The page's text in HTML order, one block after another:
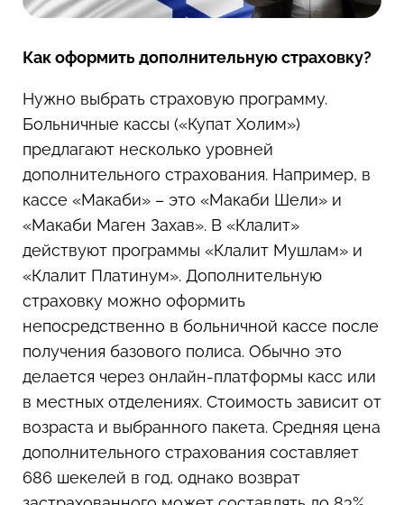
Как оформить дополнительную страховку?
Нужно выбрать страховую программу.
Больничные кассы («Купат Холим»)
предлагают несколько уровней
дополнительного страхования. Например, в
кассе «Макаби» – это «Макаби Шели» и
«Макаби Маген Захав». В «Клалит»
действуют программы «Клалит Мушлам» и
«Клалит Платинум». Дополнительную
страховку можно оформить
непосредственно в больничной кассе после
получения базового полиса. Обычно это
делается через онлайн-платформы касс или
в местных отделениях. Стоимость зависит от
возраста и выбранного пакета. Средняя цена
дополнительного страхования составляет
686 шекелей в год, однако возврат